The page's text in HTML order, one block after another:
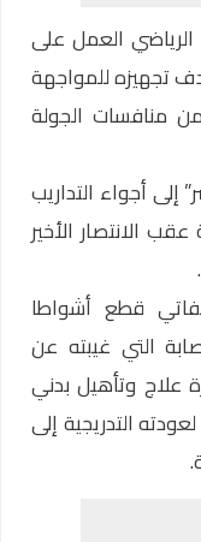
الرياضي العمل على
تجهيزه للمواجهة
منافسات الجولة
إلى أجواء التداريب
الانتصار الأخير
قطع أشواطا
التي غيبته عن
علاج وتأهيل بدني
التدريجية إلى